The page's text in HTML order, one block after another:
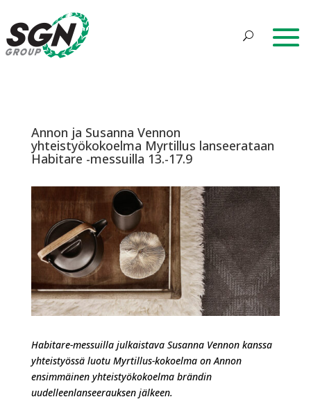
Annon ja Susanna Vennon
yhteistyökokoelma Myrtillus lanseerataan
Habitare -messuilla 13.-17.9
Habitare-messuilla julkaistava Susanna Vennon kanssa
yhteistyössä luotu Myrtillus-kokoelma on Annon
ensimmäinen yhteistyökokoelma brändin
uudelleenlanseerauksen jälkeen.